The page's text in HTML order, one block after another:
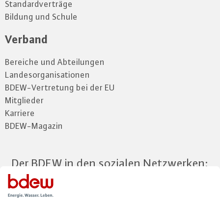
Standardverträge
Bildung und Schule
Verband
Bereiche und Abteilungen
Landesorganisationen
BDEW-Vertretung bei der EU
Mitglieder
Karriere
BDEW-Magazin
Der BDEW in den sozialen Netzwerken: